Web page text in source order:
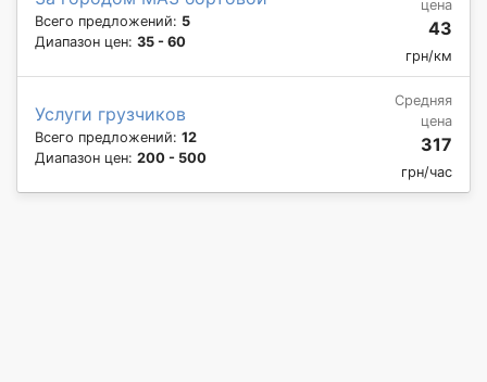
Всего предложений: 5
Диапазон цен: 35 - 60
цена
43
грн/км
Услуги грузчиков
Всего предложений: 12
Диапазон цен: 200 - 500
Средняя
цена
317
грн/час